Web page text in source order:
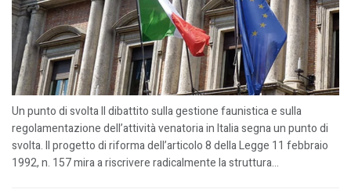
Un punto di svolta Il dibattito sulla gestione faunistica e sulla
regolamentazione dell’attività venatoria in Italia segna un punto di
svolta. Il progetto di riforma dell’articolo 8 della Legge 11 febbraio
1992, n. 157 mira a riscrivere radicalmente la struttura...